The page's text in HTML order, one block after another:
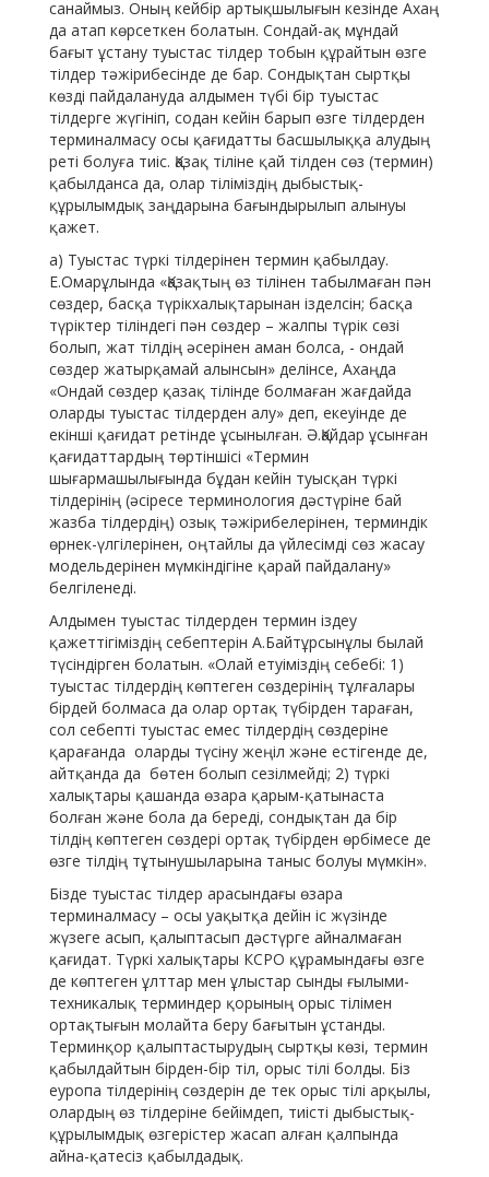
санаймыз. Оның кейбір артықшылығын кезінде Ахаң
да атап көрсеткен болатын. Сондай-ақ мұндай
бағыт ұстану туыстас тілдер тобын құрайтын өзге
тілдер тәжірибесінде де бар. Сондықтан сыртқы
көзді пайдалануда алдымен түбі бір туыстас
тілдерге жүгініп, содан кейін барып өзге тілдерден
терминалмасу осы қағидатты басшылыққа алудың
реті болуға тиіс. Қазақ тіліне қай тілден сөз (термин)
қабылданса да, олар тіліміздің дыбыстық-
құрылымдық заңдарына бағындырылып алынуы
қажет.
а) Туыстас түркі тілдерінен термин қабылдау.
Е.Омарұлында «Қазақтың өз тілінен табылмаған пән
сөздер, басқа түрікхалықтарынан ізделсін; басқа
түріктер тіліндегі пән сөздер – жалпы түрік сөзі
болып, жат тілдің әсерінен аман болса, - ондай
сөздер жатырқамай алынсын» делінсе, Ахаңда
«Ондай сөздер қазақ тілінде болмаған жағдайда
оларды туыстас тілдерден алу» деп, екеуінде де
екінші қағидат ретінде ұсынылған. Ә.Қайдар ұсынған
қағидаттардың төртіншісі «Термин
шығармашылығында бұдан кейін туысқан түркі
тілдерінің (әсіресе терминология дәстүріне бай
жазба тілдердің) озық тәжірибелерінен, терминдік
өрнек-үлгілерінен, оңтайлы да үйлесімді сөз жасау
модельдерінен мүмкіндігіне қарай пайдалану»
белгіленеді.
Алдымен туыстас тілдерден термин іздеу
қажеттігіміздің себептерін А.Байтұрсынұлы былай
түсіндірген болатын. «Олай етуіміздің себебі: 1)
туыстас тілдердің көптеген сөздерінің тұлғалары
бірдей болмаса да олар ортақ түбірден тараған,
сол себепті туыстас емес тілдердің сөздеріне
қарағанда оларды түсіну жеңіл және естігенде де,
айтқанда да бөтен болып сезілмейді; 2) түркі
халықтары қашанда өзара қарым-қатынаста
болған және бола да береді, сондықтан да бір
тілдің көптеген сөздері ортақ түбірден өрбімесе де
өзге тілдің тұтынушыларына таныс болуы мүмкін».
Бізде туыстас тілдер арасындағы өзара
терминалмасу – осы уақытқа дейін іс жүзінде
жүзеге асып, қалыптасып дәстүрге айналмаған
қағидат. Түркі халықтары КСРО құрамындағы өзге
де көптеген ұлттар мен ұлыстар сынды ғылыми-
техникалық терминдер қорының орыс тілімен
ортақтығын молайта беру бағытын ұстанды.
Терминқор қалыптастырудың сыртқы көзі, термин
қабылдайтын бірден-бір тіл, орыс тілі болды. Біз
еуропа тілдерінің сөздерін де тек орыс тілі арқылы,
олардың өз тілдеріне бейімдеп, тиісті дыбыстық-
құрылымдық өзгерістер жасап алған қалпында
айна-қатесіз қабылдадық.